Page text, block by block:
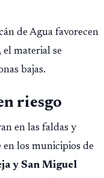
de Agua favorecen
el material se
bajas.
riesgo
en las faldas y
los municipios de
y San Miguel